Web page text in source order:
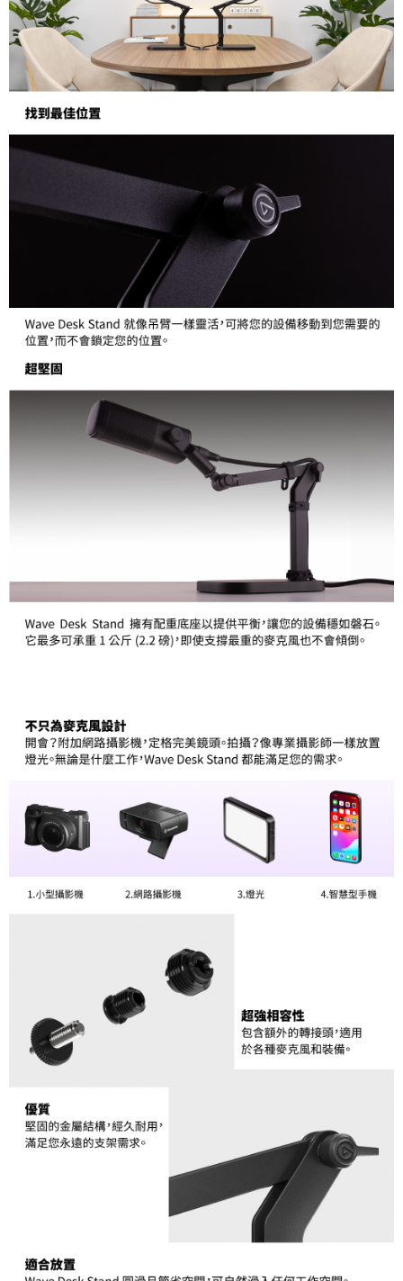
「AFTEE先享後付」，若未經同意申辦者引起之損失，本公司不負相關責
任。
４．使用「AFTEE先享後付」時，將依據個別帳號之用戶狀況，依本公司即
時審查核予不同之上限額度；若仍有額度不足之情形，本公司將視審查結果
請求用戶進行身份認證。
５．嚴禁一人註冊多個帳號或使用他人資訊註冊。若發現惡意使用之情形，